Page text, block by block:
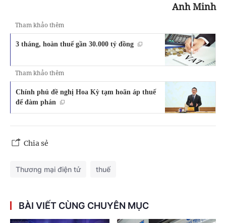
Anh Minh
Tham khảo thêm
3 tháng, hoàn thuế gần 30.000 tỷ đồng
Tham khảo thêm
Chính phủ đề nghị Hoa Kỳ tạm hoãn áp thuế
để đàm phán
Chia sẻ
Thương mại điện tử thuế
BÀI VIẾT CÙNG CHUYÊN MỤC